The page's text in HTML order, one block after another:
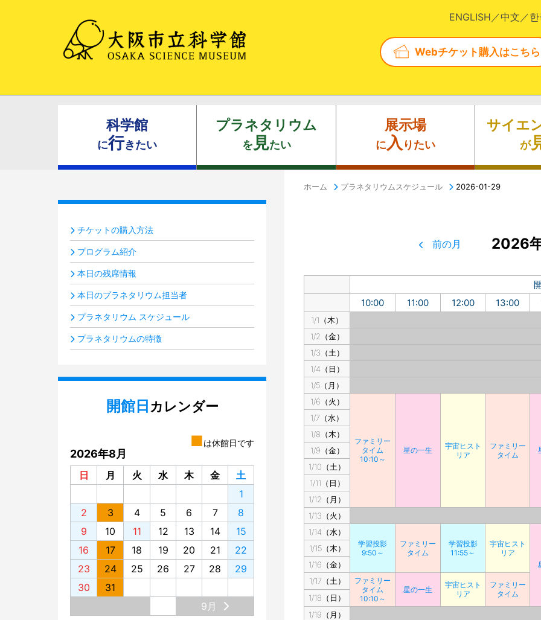
ENGLISH 中文
Webチケット購入はこちら
科学館
に行きたい
プラネタリウム
を 見たい
展示場
に入 りたい
サイエ
が
ホーム プラネタリウムスケジュール 2026-01-29
前の月 2026
10:00
11:00 12:00 13:00
1/1（木）
1/2（金）
1/3（土）
1/4（日）
1/5（月）
1/6（火）
ファミリー
タイム
10:10～
星の一生
宇宙ヒスト
リア
ファミリー
タイム
1/7（水）
1/8（木）
1/9（金）
1/10（土）
1/11（日）
1/12（月）
1/13（火）
1/14（水）
学習投影
9:50～
ファミリー
タイム
学習投影
11:55～
宇宙ヒスト
リア
1/15（木）
1/16（金）
1/17（土）
ファミリー
タイム
10:10～
星の一生
宇宙ヒスト
リア
ファミリー
タイム
1/18（日）
1/19（月）
チケットの購入方法
プログラム紹介
本日の残席情報
本日のプラネタリウム担当者
プラネタリウム スケジュール
プラネタリウムの特徴
開館日 カレンダー
■は休館日です
2026年8月
日 月 火 水 木 金
土
1
2
3 4 5 6 7
8
9
10 11 12 13 14
15
16
17 18 19 20 21
22
23
24 25 26 27 28
29
30
31
9月